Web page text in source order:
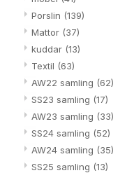
Porslin (139)
Mattor (37)
kuddar (13)
Textil (63)
AW22 samling (62)
SS23 samling (17)
AW23 samling (33)
SS24 samling (52)
AW24 samling (35)
SS25 samling (13)